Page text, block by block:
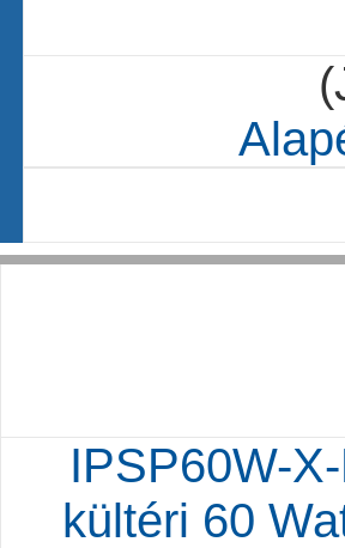
IPSP60W-
kültéri 60